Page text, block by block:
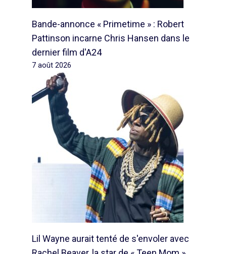
Bande-annonce « Primetime » : Robert
Pattinson incarne Chris Hansen dans le
dernier film d'A24
7 août 2026
Lil Wayne aurait tenté de s'envoler avec